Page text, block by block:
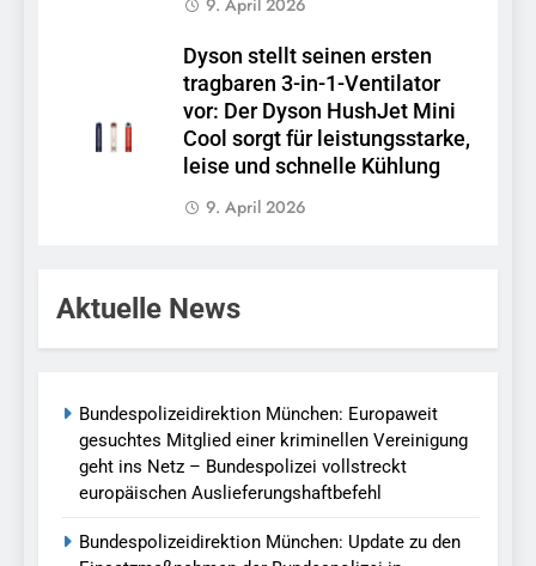
Dyson stellt seinen ersten
tragbaren 3-in-1-Ventilator
vor: Der Dyson HushJet Mini
Cool sorgt für leistungsstarke,
leise und schnelle Kühlung
9. April 2026
Aktuelle News
Bundespolizeidirektion München: Europaweit
gesuchtes Mitglied einer kriminellen Vereinigung
geht ins Netz – Bundespolizei vollstreckt
europäischen Auslieferungshaftbefehl
Bundespolizeidirektion München: Update zu den